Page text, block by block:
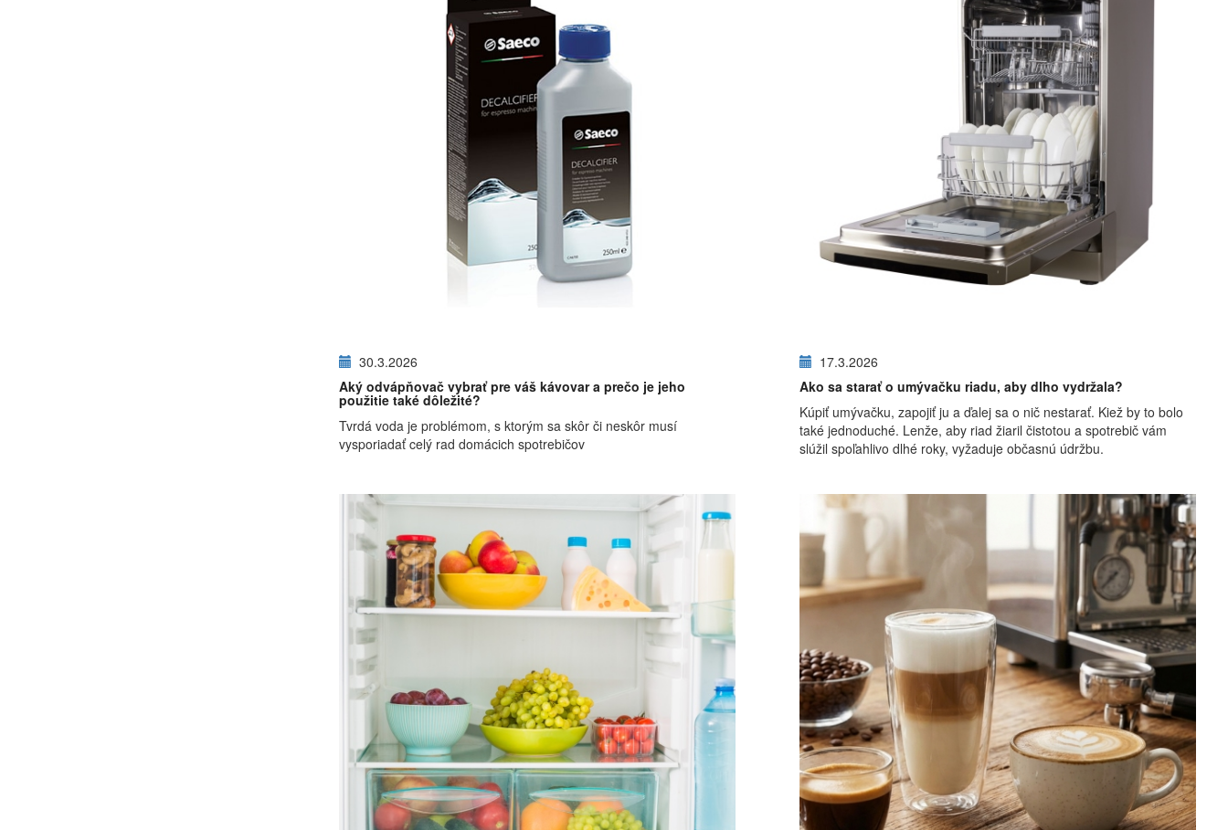
30.3.2026
Aký odvápňovač vybrať pre váš kávovar a prečo je jeho
použitie také dôležité?
Tvrdá voda je problémom, s ktorým sa skôr či neskôr musí
vysporiadať celý rad domácich spotrebičov
17.3.2026
Ako sa starať o umývačku riadu, aby dlho vydržala?
Kúpiť umývačku, zapojiť ju a ďalej sa o nič nestarať. Kiež by to bolo
také jednoduché. Lenže, aby riad žiaril čistotou a spotrebič vám
slúžil spoľahlivo dlhé roky, vyžaduje občasnú údržbu.